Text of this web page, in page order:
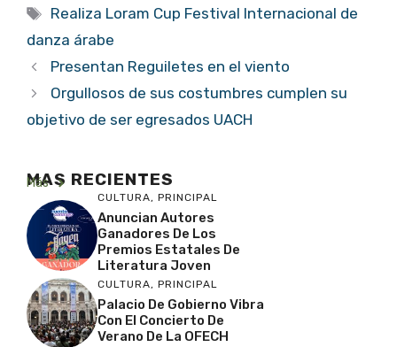
Etiquetas
Realiza Loram Cup Festival Internacional de
danza árabe
Presentan Reguiletes en el viento
Orgullosos de sus costumbres cumplen su
objetivo de ser egresados UACH
MAS RECIENTES
Más
CULTURA, PRINCIPAL
Anuncian Autores
Ganadores De Los
Premios Estatales De
Literatura Joven
CULTURA, PRINCIPAL
Palacio De Gobierno Vibra
Con El Concierto De
Verano De La OFECH